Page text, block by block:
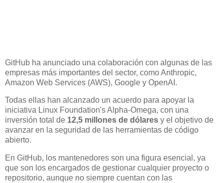
GitHub ha anunciado una colaboración con algunas de las
empresas más importantes del sector, como Anthropic,
Amazon Web Services (AWS), Google y OpenAI.
Todas ellas han alcanzado un acuerdo para apoyar la
iniciativa Linux Foundation's Alpha-Omega, con una
inversión total de 12,5 millones de dólares y el objetivo de
avanzar en la seguridad de las herramientas de código
abierto.
En GitHub, los mantenedores son una figura esencial, ya
que son los encargados de gestionar cualquier proyecto o
repositorio, aunque no siempre cuentan con las